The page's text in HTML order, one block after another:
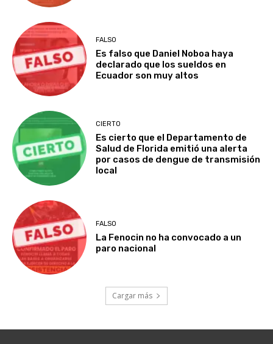
FALSO
Es falso que Daniel Noboa haya
declarado que los sueldos en
Ecuador son muy altos
CIERTO
Es cierto que el Departamento de
Salud de Florida emitió una alerta
por casos de dengue de transmisión
local
FALSO
La Fenocin no ha convocado a un
paro nacional
Cargar más